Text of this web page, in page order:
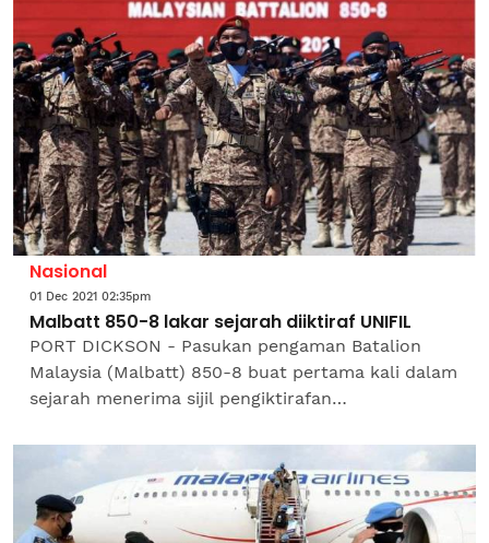
Nasional
01 Dec 2021 02:35pm
Malbatt 850-8 lakar sejarah diiktiraf UNIFIL
PORT DICKSON - Pasukan pengaman Batalion
Malaysia (Malbatt) 850-8 buat pertama kali dalam
sejarah menerima sijil pengiktirafan
sekitar) daripada Pasukan...